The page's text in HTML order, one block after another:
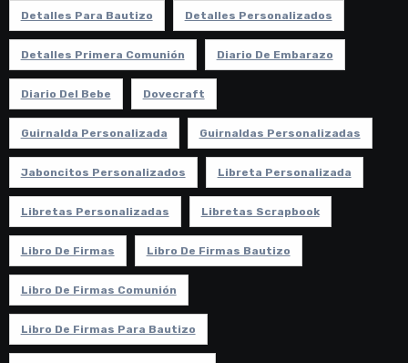
Detalles Para Bautizo Detalles Personalizados
Detalles Primera Comunión Diario De Embarazo
Diario Del Bebe Dovecraft
Guirnalda Personalizada Guirnaldas Personalizadas
Jaboncitos Personalizados Libreta Personalizada
Libretas Personalizadas Libretas Scrapbook
Libro De Firmas Libro De Firmas Bautizo
Libro De Firmas Comunión
Libro De Firmas Para Bautizo